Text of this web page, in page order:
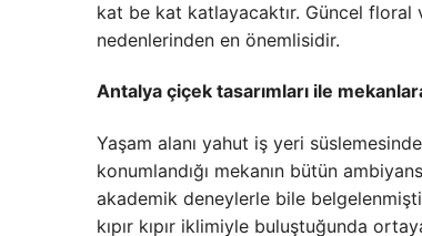
kat be kat katlayacaktır. Güncel floral
nedenlerinden en önemlisidir.
Antalya çiçek tasarımları ile
Yaşam alanı yahut iş yeri
konumlandığı mekanın bütün
akademik deneylerle bile
kıpır kıpır iklimiyle buluştuğunda